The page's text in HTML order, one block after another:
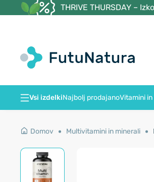
THRIVE THURSDAY –
Vsi izdelkiNajbolj prodajanoVitamini
Domov Multivitamini in minerali